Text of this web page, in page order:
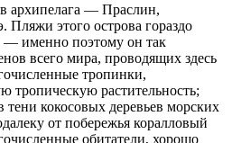
архипелага — Праслин,
этого острова гораздо
— именно поэтому он так
всего мира, проводящих здесь
тропинки,
тропическую растительность;
кокосовых деревьев морских
от побережья коралловый
обитатели, хорошо